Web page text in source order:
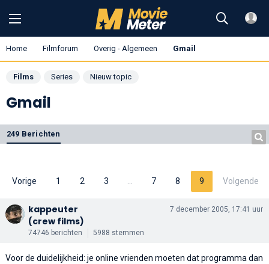
Home Filmforum Overig - Algemeen Gmail
Films Series Nieuw topic
Gmail
249 Berichten
Vorige 1 2 3 7 8 9 Volgende
kappeuter
(crew films)
74746 berichten 5988 stemmen
7 december 2005, 17:41 uur
Voor de duidelijkheid: je online vrienden moeten dat programma dan